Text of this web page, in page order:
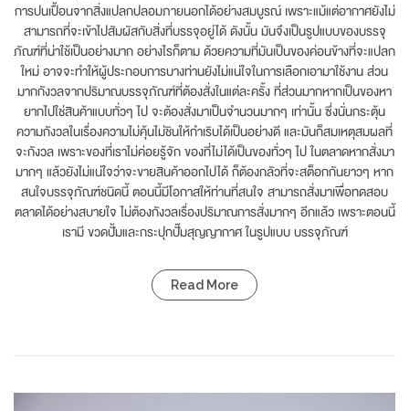
การปนเปื้อนจากสิ่งแปลกปลอมภายนอกได้อย่างสมบูรณ์ เพราะแม้แต่อากาศยังไม่
สามารถที่จะเข้าไปสัมผัสกับสิ่งที่บรรจุอยู่ได้ ดังนั้น มันจึงเป็นรูปแบบของบรรจุ
ภัณฑ์ที่น่าใช้เป็นอย่างมาก อย่างไรก็ตาม ด้วยความที่มันเป็นของค่อนข้างที่จะแปลก
ใหม่ อาจจะทำให้ผู้ประกอบการบางท่านยังไม่แน่ใจในการเลือกเอามาใช้งาน ส่วน
มากกังวลจากปริมาณบรรจุภัณฑ์ที่ต้องสั่งในแต่ละครั้ง ที่ส่วนมากหากเป็นของหา
ยากไปใช่สินค้าแบบทั่วๆ ไป จะต้องสั่งมาเป็นจำนวนมากๆ เท่านั้น ซึ่งนั่นกระตุ้น
ความกังวลในเรื่องความไม่คุ้นไม่ชินให้กำเริบได้เป็นอย่างดี และมันก็สมเหตุสมผลที่
จะกังวล เพราะของที่เราไม่ค่อยรู้จัก ของที่ไม่ได้เป็นของทั่วๆ ไป ในตลาดหากสั่งมา
มากๆ แล้วยังไม่แน่ใจว่าจะขายสินค้าออกไปได้ ก็ต้องกลัวที่จะสต็อกกันยาวๆ หาก
สนใจบรรจุภัณฑ์ชนิดนี้ ตอนนี้มีโอกาสให้ท่านที่สนใจ สามารถสั่งมาเพื่อทดสอบ
ตลาดได้อย่างสบายใจ ไม่ต้องกังวลเรื่องปริมาณการสั่งมากๆ อีกแล้ว เพราะตอนนี้
เรามี ขวดปั้มและกระปุกปั๊มสุญญากาศ ในรูปแบบ บรรจุภัณฑ์
Read More